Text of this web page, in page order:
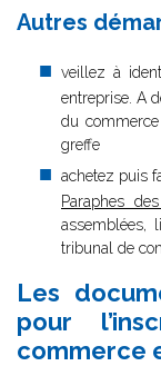
Autres
veillez à
entreprise. A
du
greffe
achetez puis
Paraphes
assemblées,
tribunal de
Les
pour
commerce